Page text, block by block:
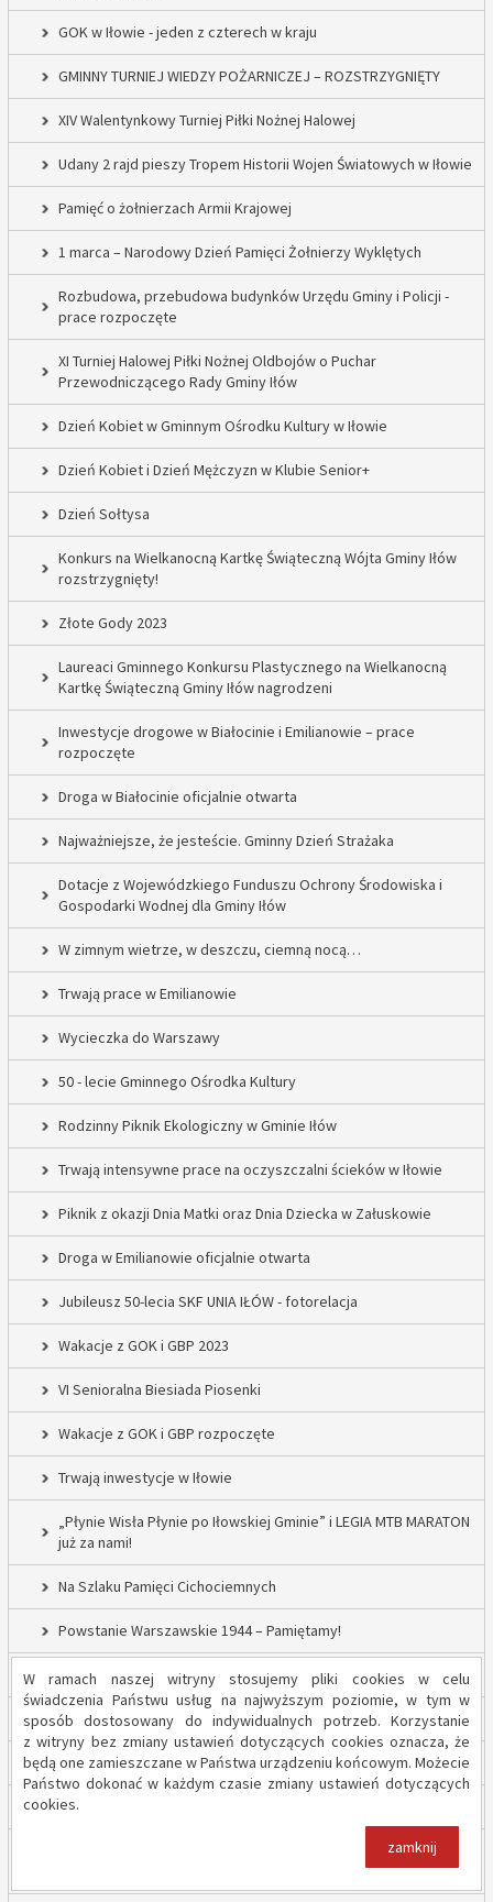
W ramach naszej witryny stosujemy pliki cookies w celu
świadczenia Państwu usług na najwyższym poziomie, w tym w
sposób dostosowany do indywidualnych potrzeb. Korzystanie
z witryny bez zmiany ustawień dotyczących cookies oznacza, że
będą one zamieszczane w Państwa urządzeniu końcowym. Możecie
Państwo dokonać w każdym czasie zmiany ustawień dotyczących
cookies.
zamknij
GOK w Iłowie - jeden z czterech w kraju
GMINNY TURNIEJ WIEDZY POŻARNICZEJ – ROZSTRZYGNIĘTY
XIV Walentynkowy Turniej Piłki Nożnej Halowej
Udany 2 rajd pieszy Tropem Historii Wojen Światowych w Iłowie
Pamięć o żołnierzach Armii Krajowej
1 marca – Narodowy Dzień Pamięci Żołnierzy Wyklętych
Rozbudowa, przebudowa budynków Urzędu Gminy i Policji -
prace rozpoczęte
XI Turniej Halowej Piłki Nożnej Oldbojów o Puchar
Przewodniczącego Rady Gminy Iłów
Dzień Kobiet w Gminnym Ośrodku Kultury w Iłowie
Dzień Kobiet i Dzień Mężczyzn w Klubie Senior+
Dzień Sołtysa
Konkurs na Wielkanocną Kartkę Świąteczną Wójta Gminy Iłów
rozstrzygnięty!
Złote Gody 2023
Laureaci Gminnego Konkursu Plastycznego na Wielkanocną
Kartkę Świąteczną Gminy Iłów nagrodzeni
Inwestycje drogowe w Białocinie i Emilianowie – prace
rozpoczęte
Droga w Białocinie oficjalnie otwarta
Najważniejsze, że jesteście. Gminny Dzień Strażaka
Dotacje z Wojewódzkiego Funduszu Ochrony Środowiska i
Gospodarki Wodnej dla Gminy Iłów
W zimnym wietrze, w deszczu, ciemną nocą…
Trwają prace w Emilianowie
Wycieczka do Warszawy
50 - lecie Gminnego Ośrodka Kultury
Rodzinny Piknik Ekologiczny w Gminie Iłów
Trwają intensywne prace na oczyszczalni ścieków w Iłowie
Piknik z okazji Dnia Matki oraz Dnia Dziecka w Załuskowie
Droga w Emilianowie oficjalnie otwarta
Jubileusz 50-lecia SKF UNIA IŁÓW - fotorelacja
Wakacje z GOK i GBP 2023
VI Senioralna Biesiada Piosenki
Wakacje z GOK i GBP rozpoczęte
Trwają inwestycje w Iłowie
„Płynie Wisła Płynie po Iłowskiej Gminie” i LEGIA MTB MARATON
już za nami!
Na Szlaku Pamięci Cichociemnych
Powstanie Warszawskie 1944 – Pamiętamy!
52 nowe lampy uliczne w Gminie Iłów
Inwestycja drogowa w Sadowie – prace rozpoczęte
Trwają inwestycje w Gminie Iłów
„Modernizacja Oczyszczalni Ścieków w Iłowie – etap II”
Strażacy z OSP Iłów walczą o pieniądze od Harnasia. Zachęcamy